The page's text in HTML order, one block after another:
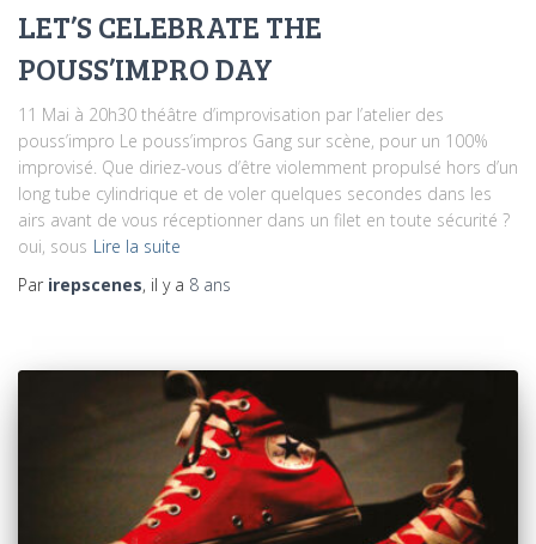
LET’S CELEBRATE THE
POUSS’IMPRO DAY
11 Mai à 20h30 théâtre d’improvisation par l’atelier des
pouss’impro Le pouss’impros Gang sur scène, pour un 100%
improvisé. Que diriez-vous d’être violemment propulsé hors d’un
long tube cylindrique et de voler quelques secondes dans les
airs avant de vous réceptionner dans un filet en toute sécurité ?
oui, sous Lire la suite
Par irepscenes, il y a 8 ans